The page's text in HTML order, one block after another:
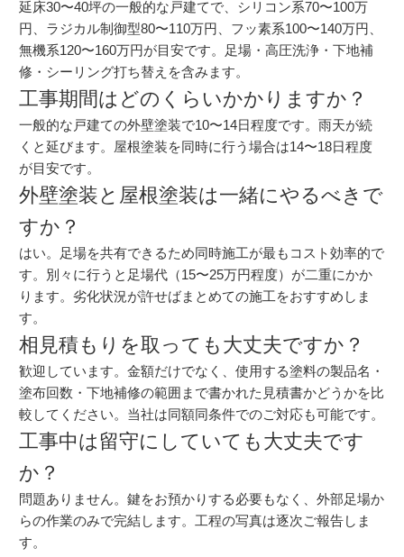
延床30〜40坪の一般的な戸建てで、シリコン系70〜100万
円、ラジカル制御型80〜110万円、フッ素系100〜140万円、
無機系120〜160万円が目安です。足場・高圧洗浄・下地補
修・シーリング打ち替えを含みます。
工事期間はどのくらいかかりますか？
一般的な戸建ての外壁塗装で10〜14日程度です。雨天が続
くと延びます。屋根塗装を同時に行う場合は14〜18日程度
が目安です。
外壁塗装と屋根塗装は一緒にやるべきで
すか？
はい。足場を共有できるため同時施工が最もコスト効率的で
す。別々に行うと足場代（15〜25万円程度）が二重にかか
ります。劣化状況が許せばまとめての施工をおすすめしま
す。
相見積もりを取っても大丈夫ですか？
歓迎しています。金額だけでなく、使用する塗料の製品名・
塗布回数・下地補修の範囲まで書かれた見積書かどうかを比
較してください。当社は同額同条件でのご対応も可能です。
工事中は留守にしていても大丈夫です
か？
問題ありません。鍵をお預かりする必要もなく、外部足場か
らの作業のみで完結します。工程の写真は逐次ご報告しま
す。